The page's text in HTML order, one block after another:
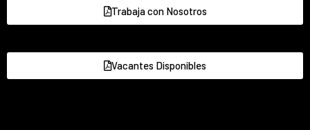
Trabaja con Nosotros
Vacantes Disponibles